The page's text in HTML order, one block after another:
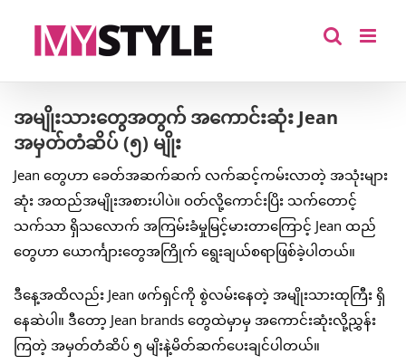
အမျိုးသားတွေအတွက် အကောင်းဆုံး Jean
အမှတ်တံဆိပ် (၅) မျိုး
Jean တွေဟာ ခေတ်အဆက်ဆက် လက်ဆင့်ကမ်းလာတဲ့ အသုံးများ
ဆုံး အထည်အမျိုးအစားပါပဲ။ ဝတ်လို့ကောင်းပြိး သက်တောင့်
သက်သာ ရှိသလောက် အကြမ်းခံမှုမြင့်မားတာကြောင့် Jean ထည်
တွေဟာ ယောင်္ကျားတွေအကြိုက် ရွေးချယ်စရာဖြစ်ခဲ့ပါတယ်။
ဒီနေ့အထိလည်း Jean ဖက်ရှင်ကို စွဲလမ်းနေတဲ့ အမျိုးသားထုကြီး ရှိ
နေဆဲပါ။ ဒီတော့ Jean brands တွေထဲမှာမှ အကောင်းဆုံးလို့ညွှန်း
ကြတဲ့ အမှတ်တံဆိပ် ၅ မျိးနဲ့မိတ်ဆက်ပေးချင်ပါတယ်။